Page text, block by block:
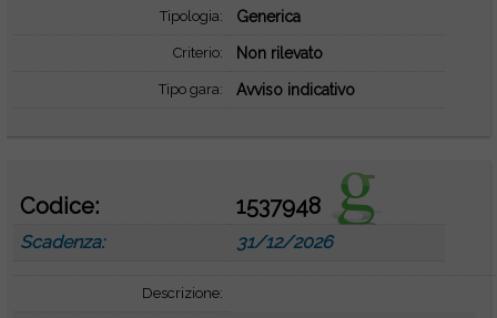
Tipologia: Generica
Criterio: Non rilevato
Tipo gara: Avviso indicativo
Codice: 1537948
Scadenza: 31/12/2026
Descrizione: